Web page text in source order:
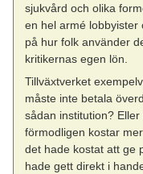
sjukvård och olika
en hel armé lobbyister
på hur folk använder
kritikernas egen lön.
Tillväxtverket
måste inte betala
sådan institution?
förmodligen kostar
det hade kostat att ge
hade gett direkt i